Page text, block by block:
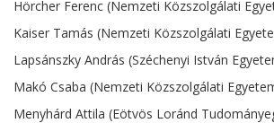
Hörcher Ferenc (Nemzeti Közszolgálati
Kaiser Tamás (Nemzeti Közszolgálati
Lapsánszky András (Széchenyi István
Makó Csaba (Nemzeti Közszolgálati
Menyhárd Attila (Eötvös Loránd